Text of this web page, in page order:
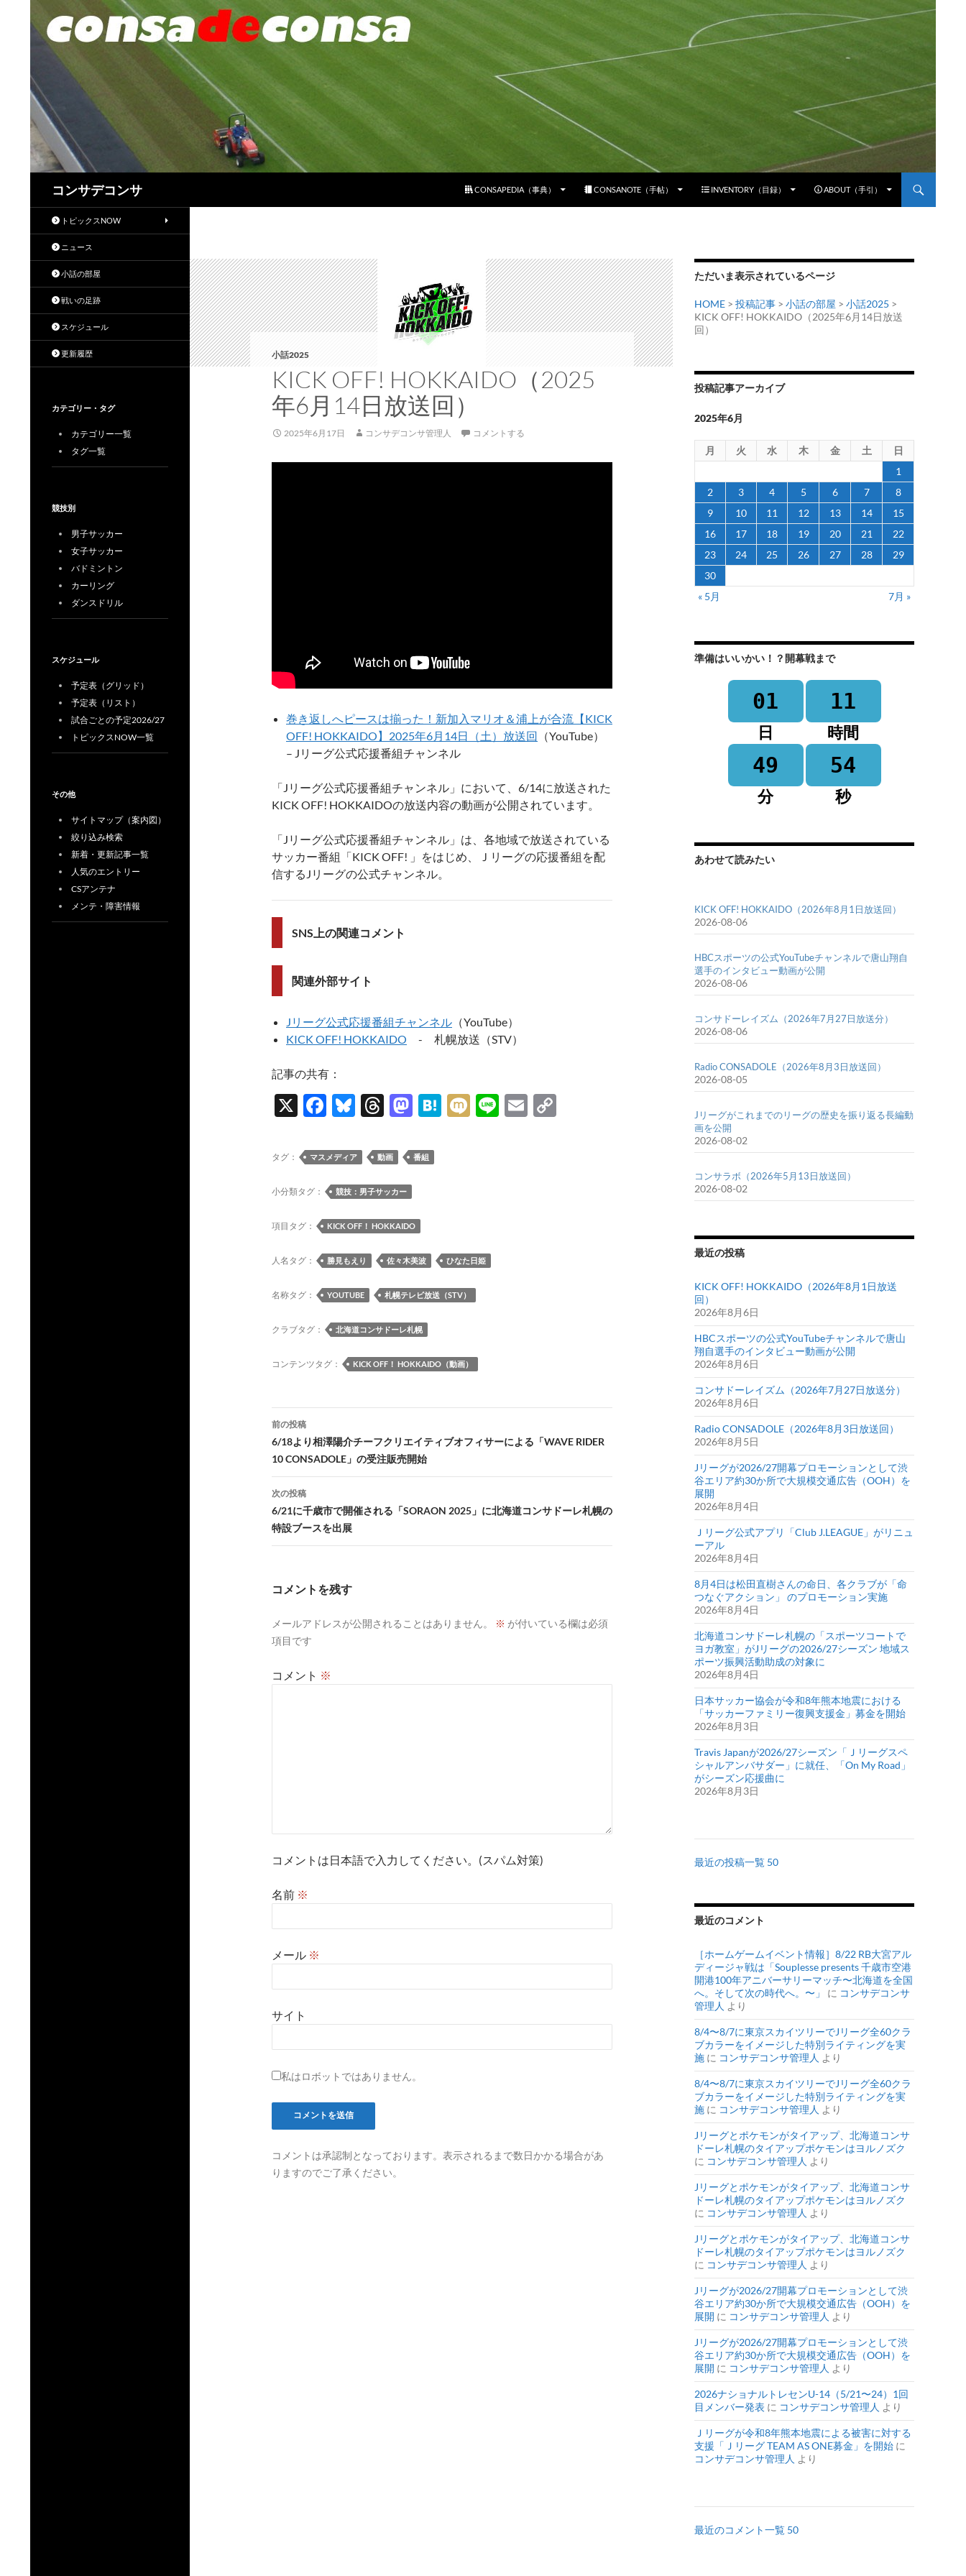
コンサデコンサ
CONSAPEDIA（事典）
CONSANOTE（手帖） INVENTORY（目録） ABOUT（手引）
小話2025
KICK OFF! HOKKAIDO（2025
年6月14日放送回）
2025年6月17日 コンサデコンサ管理人 コメントする
巻き返しへピースは揃った！新加入マリオ＆浦上が合流【KICK
OFF! HOKKAIDO】2025年6月14日（土）放送回 （YouTube）
– Jリーグ公式応援番組チャンネル
「Jリーグ公式応援番組チャンネル」において、6/14に放送された
KICK OFF! HOKKAIDOの放送内容の動画が公開されています。
「Jリーグ公式応援番組チャンネル」は、各地域で放送されている
サッカー番組「KICK OFF! 」をはじめ、Ｊリーグの応援番組を配
信するJリーグの公式チャンネル。
SNS上の関連コメント
関連外部サイト
Jリーグ公式応援番組チャンネル （YouTube）
KICK OFF! HOKKAIDO - 札幌放送（STV）
記事の共有：
X
F
e
o
o
Bl
es
y
T
e
ds
M
to
n
H
M Li
E
タグ： マスメディア 動画 番組
小分類タグ： 競技：男子サッカー
項目タグ： KICK OFF！ HOKKAIDO
人名タグ： 勝見もえり 佐々木美波 ひなた日姫
名称タグ： YOUTUBE 札幌テレビ放送（STV）
クラブタグ： 北海道コンサドーレ札幌
コンテンツタグ： KICK OFF！ HOKKAIDO（動画）
投
稿
ナ
ビ
ゲ
ー
ョ
ン
前の投稿
6/18より相澤陽介チーフクリエイティブオフィサーによる「WAVE RIDER
10 CONSADOLE」の受注販売開始
次の投稿
6/21に千歳市で開催される「SORAON 2025」に北海道コンサドーレ札幌の
特設ブースを出展
コメントを残す
メールアドレスが公開されることはありません。 ※ が付いている欄は必須
項目です
コメント ※
コメントは日本語で入力してください。(スパム対策)
名前 ※
メール ※
サイト
私はロボットではありません。
コメントは承認制となっております。表示されるまで数日かかる場合があ
りますのでご了承ください。
ただいま表示されているページ
HOME > 投稿記事 > 小話の部屋 > 小話2025 >
KICK OFF! HOKKAIDO（2025年6月14日放送
回）
投稿記事アーカイブ
2025年6月
月 火 水 木 金 土
日
1
2
3 4 5 6 7
8
9
10 11 12 13 14
15
16
17 18 19 20 21
22
23
24 25 26 27 28
29
30
« 5月
7月 »
準備はいいかい！？開幕戦まで
01
日
11
時間
49
分
54
秒
あわせて読みたい
KICK OFF! HOKKAIDO（2026年8月1日放送回）
2026-08-06
HBCスポーツの公式YouTubeチャンネルで唐山翔自
選手のインタビュー動画が公開
2026-08-06
コンサドーレイズム（2026年7月27日放送分）
2026-08-06
Radio CONSADOLE（2026年8月3日放送回）
2026-08-05
Jリーグがこれまでのリーグの歴史を振り返る長編動
画を公開
2026-08-02
コンサラボ（2026年5月13日放送回）
2026-08-02
最近の投稿
KICK OFF! HOKKAIDO（2026年8月1日放送
回）
2026年8月6日
HBCスポーツの公式YouTubeチャンネルで唐山
翔自選手のインタビュー動画が公開
2026年8月6日
コンサドーレイズム（2026年7月27日放送分）
2026年8月6日
Radio CONSADOLE（2026年8月3日放送回）
2026年8月5日
Jリーグが2026/27開幕プロモーションとして渋
谷エリア約30か所で大規模交通広告（OOH）を
展開
2026年8月4日
Ｊリーグ公式アプリ「Club J.LEAGUE」がリニュ
ーアル
2026年8月4日
8月4日は松田直樹さんの命日、各クラブが「命
つなぐアクション」 のプロモーション実施
2026年8月4日
北海道コンサドーレ札幌の「スポーツコートで
ヨガ教室」がJリーグの2026/27シーズン 地域ス
ポーツ振興活動助成の対象に
2026年8月4日
日本サッカー協会が令和8年熊本地震における
「サッカーファミリー復興支援金」募金を開始
2026年8月3日
Travis Japanが2026/27シーズン「Ｊリーグスペ
シャルアンバサダー」に就任、「On My Road」
がシーズン応援曲に
2026年8月3日
最近の投稿一覧 50
最近のコメント
［ホームゲームイベント情報］8/22 RB大宮アル
ディージャ戦は「Souplesse presents 千歳市空港
開港100年アニバーサリーマッチ〜北海道を全国
へ。そして次の時代へ。〜」
に コンサデコンサ
管理人 より
8/4〜8/7に東京スカイツリーでJリーグ全60クラ
ブカラーをイメージした特別ライティングを実
施 に コンサデコンサ管理人 より
8/4〜8/7に東京スカイツリーでJリーグ全60クラ
ブカラーをイメージした特別ライティングを実
施 に コンサデコンサ管理人 より
Jリーグとポケモンがタイアップ、北海道コンサ
ドーレ札幌のタイアップポケモンはヨルノズク
に コンサデコンサ管理人 より
Jリーグとポケモンがタイアップ、北海道コンサ
ドーレ札幌のタイアップポケモンはヨルノズク
に コンサデコンサ管理人 より
Jリーグとポケモンがタイアップ、北海道コンサ
ドーレ札幌のタイアップポケモンはヨルノズク
に コンサデコンサ管理人 より
Jリーグが2026/27開幕プロモーションとして渋
谷エリア約30か所で大規模交通広告（OOH）を
展開 に コンサデコンサ管理人 より
Jリーグが2026/27開幕プロモーションとして渋
谷エリア約30か所で大規模交通広告（OOH）を
展開 に コンサデコンサ管理人 より
2026ナショナルトレセンU-14（5/21〜24）1回
目メンバー発表 に コンサデコンサ管理人 より
Ｊリーグが令和8年熊本地震による被害に対する
支援「Ｊリーグ TEAM AS ONE募金」を開始 に
コンサデコンサ管理人 より
最近のコメント一覧 50
トピックスNOW
ニュース
小話の部屋
戦いの足跡
スケジュール
更新履歴
カテゴリー・タグ
カテゴリー一覧
タグ一覧
競技別
男子サッカー
女子サッカー
バドミントン
カーリング
ダンスドリル
スケジュール
予定表（グリッド）
予定表（リスト）
試合ごとの予定2026/27
トピックスNOW一覧
その他
サイトマップ（案内図）
絞り込み検索
新着・更新記事一覧
人気のエントリー
CSアンテナ
メンテ・障害情報